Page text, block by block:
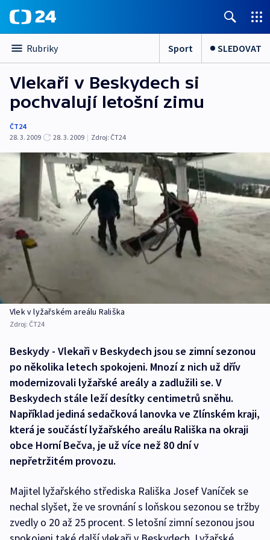
Rubriky Sport SLEDOVAT
Vlekaři v Beskydech si
pochvalují letošní zimu
ČT24
28. 3. 2009
28. 3. 2009 | Zdroj: ČT24
Vlek v lyžařském areálu Rališka
Zdroj: ČT24
Beskydy - Vlekaři v Beskydech jsou se zimní sezonou
po několika letech spokojeni. Mnozí z nich už dřív
modernizovali lyžařské areály a zadlužili se. V
Beskydech stále leží desítky centimetrů sněhu.
Například jediná sedačková lanovka ve Zlínském kraji,
která je součástí lyžařského areálu Rališka na okraji
obce Horní Bečva, je už více než 80 dní v
nepřetržitém provozu.
Majitel lyžařského střediska Rališka Josef Vaníček se
nechal slyšet, že ve srovnání s loňskou sezonou se tržby
zvedly o 20 až 25 procent. S letošní zimní sezonou jsou